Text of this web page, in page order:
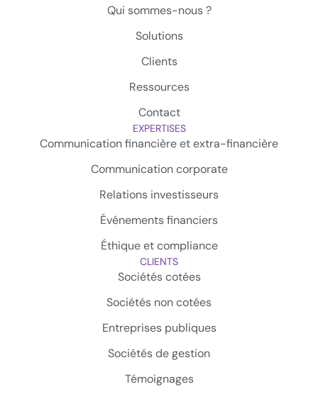
Qui sommes-nous ?
Solutions
Clients
Ressources
Contact
EXPERTISES
Communication financière et extra-financière
Communication corporate
Relations investisseurs
Événements financiers
Éthique et compliance
CLIENTS
Sociétés cotées
Sociétés non cotées
Entreprises publiques
Sociétés de gestion
Témoignages